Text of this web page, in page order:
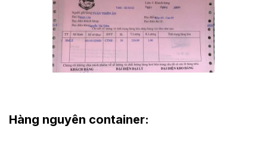
Hàng nguyên container: